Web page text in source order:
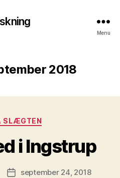
Menu
2018
Kategorier
SLÆGTEN
i Ingstrup
Indlægsdato
september 24, 2018